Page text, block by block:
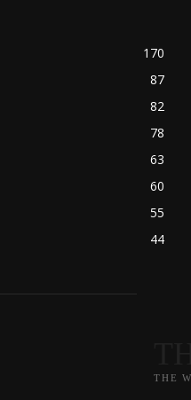
170
87
82
78
63
60
55
44
THE